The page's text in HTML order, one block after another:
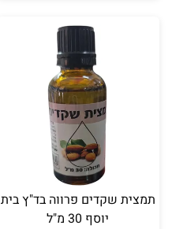
תמצית שקדים פרווה בד"ץ בית
יוסף 30 מ"ל